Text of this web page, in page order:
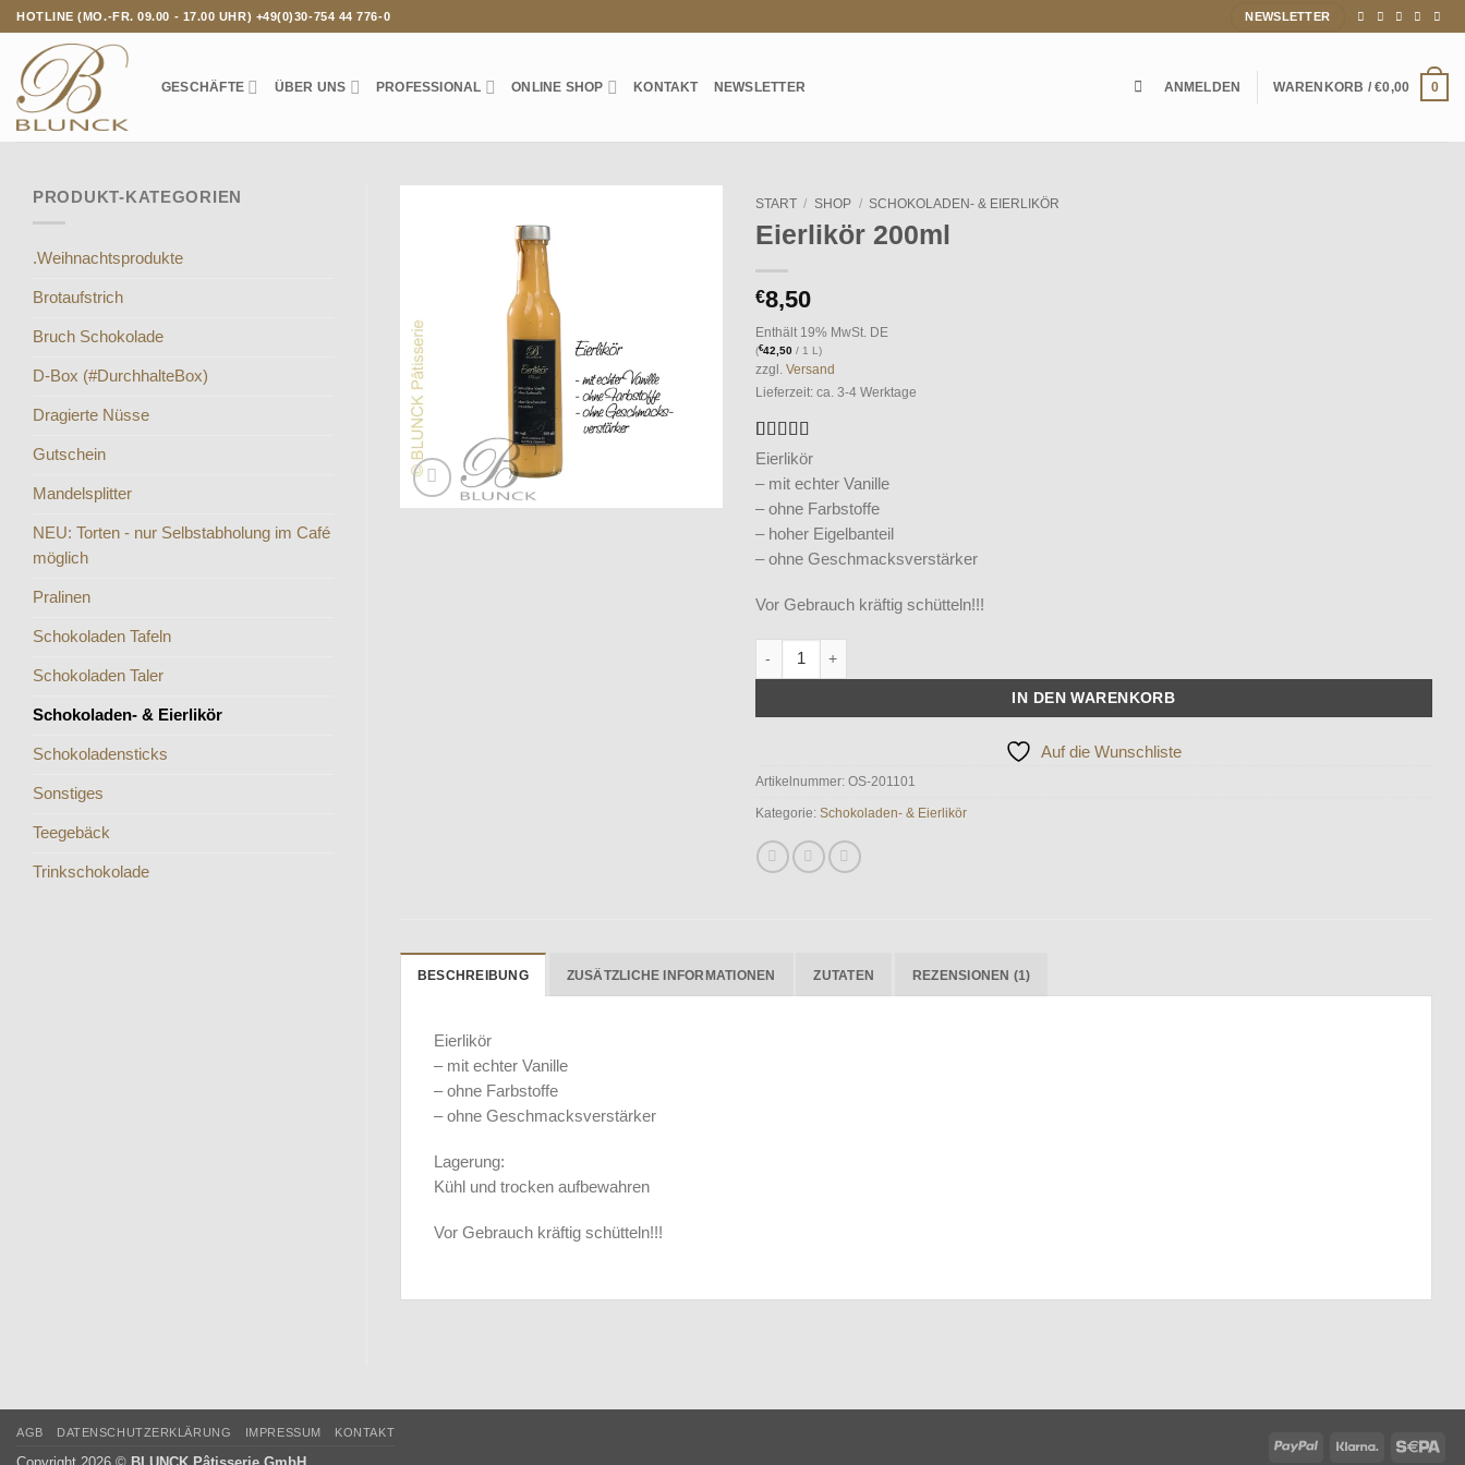
Zum
Inhalt
springen
HOTLINE (MO.-FR. 09.00 - 17.00 UHR) +49(0)30-754 44 776-0 NEWSLETTER
GESCHÄFTE ÜBER UNS PROFESSIONAL ONLINE SHOP KONTAKT NEWSLETTER ANMELDEN WARENKORB /€0,00 0
PRODUKT-KATEGORIEN
.Weihnachtsprodukte
Brotaufstrich
Bruch Schokolade
D-Box (#DurchhalteBox)
Dragierte Nüsse
Gutschein
Mandelsplitter
NEU: Torten - nur Selbstabholung im Café
möglich
Pralinen
Schokoladen Tafeln
Schokoladen Taler
Schokoladen- & Eierlikör
Schokoladensticks
Sonstiges
Teegebäck
Trinkschokolade
START / SHOP / SCHOKOLADEN- & EIERLIKÖR
Eierlikör 200ml
€8,50
Enthält 19% MwSt. DE
(€42,50/ 1 L)
zzgl. Versand
Lieferzeit: ca. 3-4 Werktage
Bewertet
basierend
auf
1
Kundenbewertung
Eierlikör
– mit echter Vanille
– ohne Farbstoffe
– hoher Eigelbanteil
– ohne Geschmacksverstärker
Vor Gebrauch kräftig schütteln!!!
Eierlikör 200ml Menge
IN DEN WARENKORB
Auf die Wunschliste
Artikelnummer: OS-201101
Kategorie: Schokoladen- & Eierlikör
BESCHREIBUNG ZUSÄTZLICHE INFORMATIONEN ZUTATEN REZENSIONEN (1)
Eierlikör
– mit echter Vanille
– ohne Farbstoffe
– ohne Geschmacksverstärker
Lagerung:
Kühl und trocken aufbewahren
Vor Gebrauch kräftig schütteln!!!
PayPal Klarna
AGB DATENSCHUTZERKLÄRUNG IMPRESSUM KONTAKT